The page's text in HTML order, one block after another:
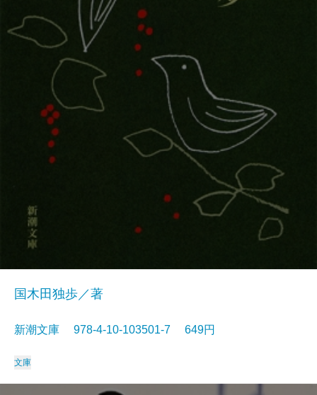
国木田独歩／著
新潮文庫 978-4-10-103501-7 649円
文庫